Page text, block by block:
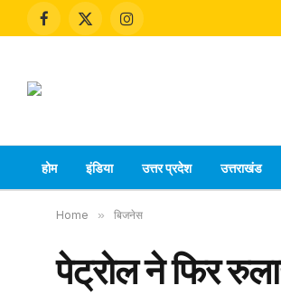
Facebook
X
Instagram
होम इंडिया उत्तर प्रदेश उत्तराखंड
Home » बिजनेस
पेट्रोल ने फिर